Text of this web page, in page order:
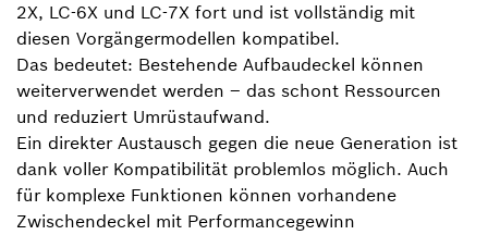
2X, LC-6X und LC-7X fort und ist vollständig mit
diesen Vorgängermodellen kompatibel.
Das bedeutet: Bestehende Aufbaudeckel können
weiterverwendet werden – das schont Ressourcen
und reduziert Umrüstaufwand.
Ein direkter Austausch gegen die neue Generation ist
dank voller Kompatibilität problemlos möglich. Auch
für komplexe Funktionen können vorhandene
Zwischendeckel mit Performancegewinn